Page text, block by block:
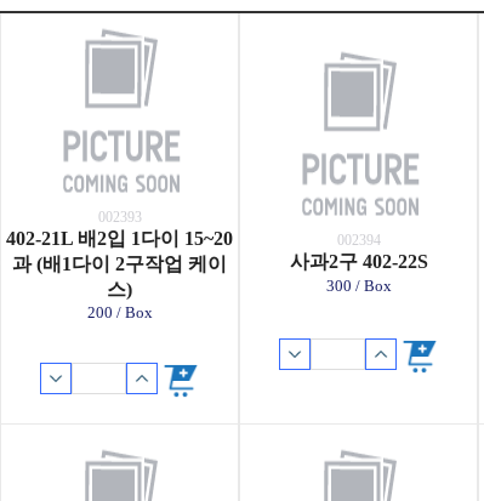
002393
402-21L 배2입 1다이 15~20
과 (배1다이 2구작업 케이
스)
200 / Box
002394
사과2구 402-22S
300 / Box